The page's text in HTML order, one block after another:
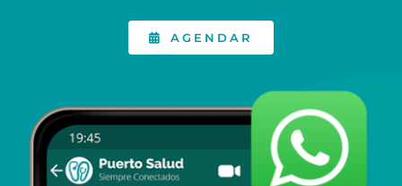
AGENDAR